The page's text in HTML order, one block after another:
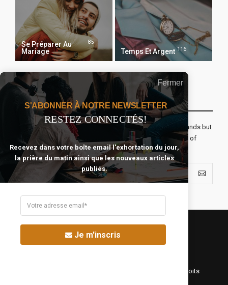
Se Préparer Au
Mariage
85
Temps Et Argent 116
Recevoir Notre Newsletter Chaque Matin
The real voyage of discovery consists not in seeking new lands but
seeing with new eyes. All journeys have secret destinations of
which the traveler is unaware.
©Fréquence Chrétienne Production 2016-2025. Tous droits
Fermer
S'ABONNER À NOTRE NEWSLETTER
RESTEZ CONNECTÉS!
Recevez dans votre boîte email l'exhortation du jour,
la prière du matin ainsi que les nouveaux articles
publiés.
Je m'inscris